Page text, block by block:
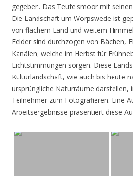
gegeben. Das Teufelsmoor mit
Die Landschaft um Worpswede ist
von flachem Land und weitem
Felder sind durchzogen von Bächen,
Kanälen, welche im Herbst für
Lichtstimmungen sorgen. Diese
Kulturlandschaft, wie auch bis heute
ursprüngliche Naturräume darstellen,
Teilnehmer zum Fotografieren. Eine
Arbeitsergebnisse präsentiert diese